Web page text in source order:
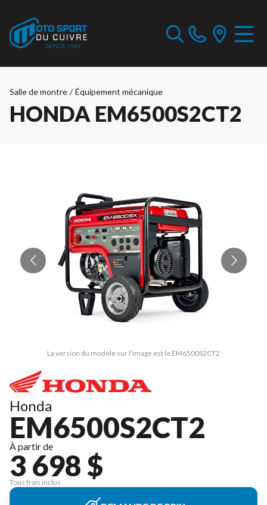
Salle de montre / Équipement mécanique
HONDA EM6500S2CT2
La version du modèle sur l'image est le EM6500S2CT2
Honda
EM6500S2CT2
À partir de
3 698 $
Tous frais inclus